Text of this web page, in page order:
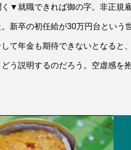
▼就職できれば御の字。非正規
新卒の初任給が30万円台という
て年金も期待できないとなると
う説明するのだろう。空虚感を